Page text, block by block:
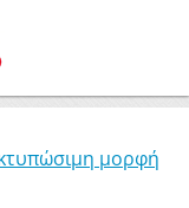
μορφή